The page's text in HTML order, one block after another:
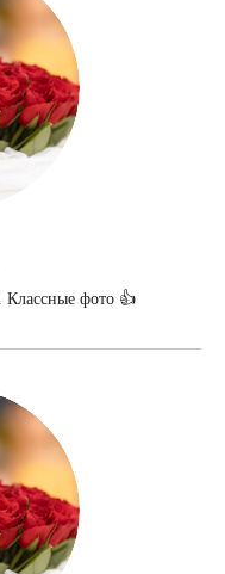
Классные фото 👍